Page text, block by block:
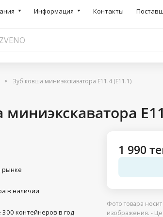
Информация Контакты
Зуб ковша миниэкскаватора E11.4 (E11.1)
рынке
в наличии
контейнеров в год
1 990
Фото товара
изображения. -